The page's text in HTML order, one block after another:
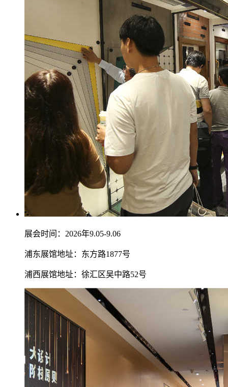
展会时间：2026年9.05-9.06
浦东展馆地址：东方路1877号
浦西展馆地址：徐汇区吴中路52号